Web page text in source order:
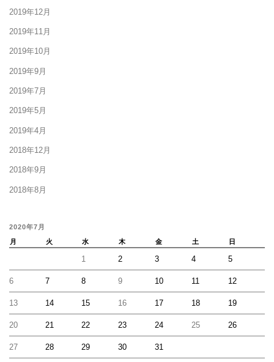
2019年12月
2019年11月
2019年10月
2019年9月
2019年7月
2019年5月
2019年4月
2018年12月
2018年9月
2018年8月
2020年7月
月
火 水 木 金 土 日
1 2 3 4 5
6 7 8 9 10 11 12
13 14 15 16 17 18 19
20 21 22 23 24 25 26
27 28 29 30 31